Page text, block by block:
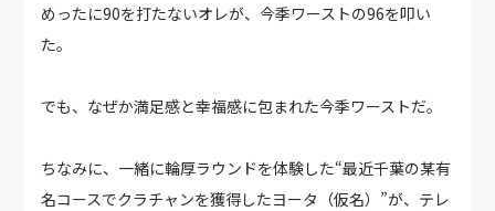
めったに90を打たないオレが、今季ワーストの96を叩い
た。
でも、なぜか満足感と幸福感に包まれた今季ワーストだ。
ちなみに、一緒に輪厚ラウンドを体験した“最近千葉の某有
名コースでクラチャンを獲得したヨータ（仮名）”が、テレ